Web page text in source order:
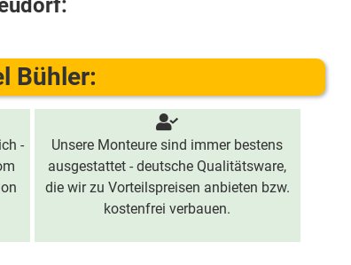
Bühler:
-
Unsere Monteure sind immer bestens
ausgestattet - deutsche Qualitätsware,
die wir zu Vorteilspreisen anbieten bzw.
kostenfrei verbauen.